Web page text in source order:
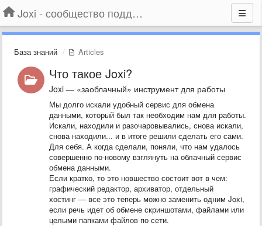
Joxi - сообщество поддержки
База знаний Articles
Что такое Joxi?
Joxi — «заоблачный» инструмент для работы
Мы долго искали удобный сервис для обмена
данными, который был так необходим нам для работы.
Искали, находили и разочаровывались, снова искали,
снова находили... и в итоге решили сделать его сами.
Для себя. А когда сделали, поняли, что нам удалось
совершенно по-новому взглянуть на облачный сервис
обмена данными.
Если кратко, то это новшество состоит вот в чем:
графический редактор, архиватор, отдельный
хостинг — все это теперь можно заменить одним Joxi,
если речь идет об обмене скриншотами, файлами или
целыми папками файлов по сети.